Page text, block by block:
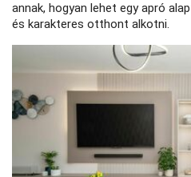
annak, hogyan lehet egy apró
és karakteres otthont alkotni.